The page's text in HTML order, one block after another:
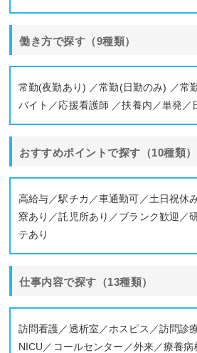
働き方で探す（9種類）
常勤(夜勤あり) ／常勤(日勤のみ) ／常
バイト／応援看護師 ／扶養内／単発／
おすすめポイントで探す（10種類）
高給与／駅チカ／車通勤可／土日祝休
寮あり／託児所あり／ブランク歓迎／
テあり
仕事内容で探す（13種類）
訪問看護／透析室／ホスピス／訪問診
NICU／コールセンター／外来／療養